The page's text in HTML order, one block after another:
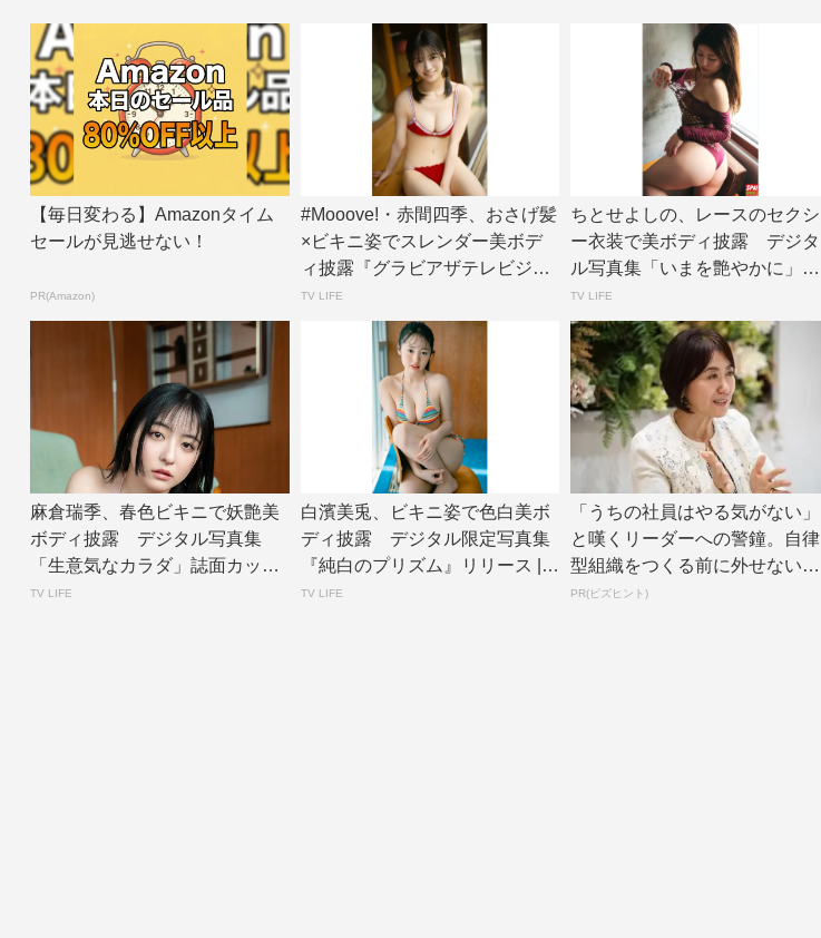
【毎日変わる】Amazonタイム
セールが見逃せない！
PR(Amazon)
#Mooove!・赤間四季、おさげ髪
×ビキニ姿でスレンダー美ボデ
ィ披露『グラビアザテレビジョ
ン』アザ...
TV LIFE
ちとせよしの、レースのセクシ
ー衣装で美ボディ披露 デジタ
ル写真集「いまを艶やかに」誌
面カット公開 |...
TV LIFE
麻倉瑞季、春色ビキニで妖艶美
ボディ披露 デジタル写真集
「生意気なカラダ」誌面カット
公開 | TV L...
TV LIFE
白濱美兎、ビキニ姿で色白美ボ
ディ披露 デジタル限定写真集
『純白のプリズム』リリース | T
V LIF...
TV LIFE
「うちの社員はやる気がない」
と嘆くリーダーへの警鐘。自律
型組織をつくる前に外せない、
たった一つの順番
PR(ビズヒント)